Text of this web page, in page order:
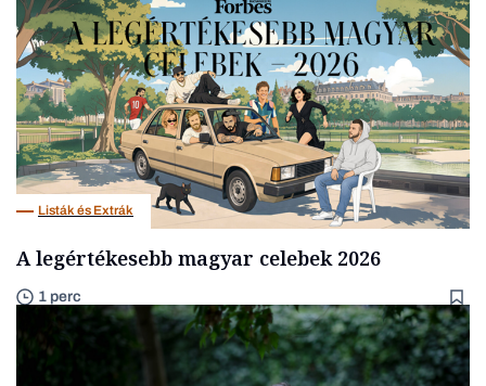
Listák és Extrák
A legértékesebb magyar celebek 2026
1 perc